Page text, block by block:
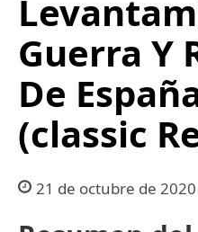
Guerra Y
De
(classic
21 de octubre de 2020